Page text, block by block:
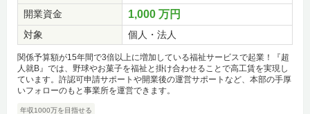
開業資金
1,000 万円
対象 個人・法人
関係予算額が15年間で3倍以上に増加している福祉サービスで起業！『超
人就B』では、野球やお菓子を福祉と掛け合わせることで高工賃を実現し
ています。許認可申請サポートや開業後の運営サポートなど、本部の手厚
いフォローのもと事業所を運営できます。
年収1000万を目指せる